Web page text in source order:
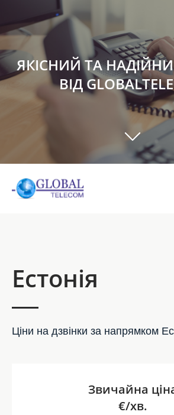
ЯКІСНИЙ ТА
ВІД
Естонія
Ціни на дзвінки за напрямком
Звичайна
€/хв.